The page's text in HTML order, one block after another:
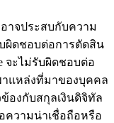
าจประสบกับความ
ผิดชอบต่อการตัดสิน
จะไม่รับผิดชอบต่อ
าแหล่งที่มาของบุคคล
องกับสกุลเงินดิจิทัล
ความน่าเชื่อถือหรือ